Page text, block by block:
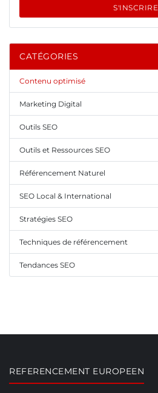
S'INSCRIRE
CATÉGORIES
Contenu optimisé
Marketing Digital
Outils SEO
Outils et Ressources SEO
Référencement Naturel
SEO Local & International
Stratégies SEO
Techniques de référencement
Tendances SEO
REFERENCEMENT EUROPEEN